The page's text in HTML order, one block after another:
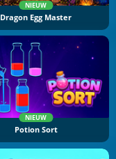
NIEUW
Dragon Egg Master
NIEUW
Potion Sort